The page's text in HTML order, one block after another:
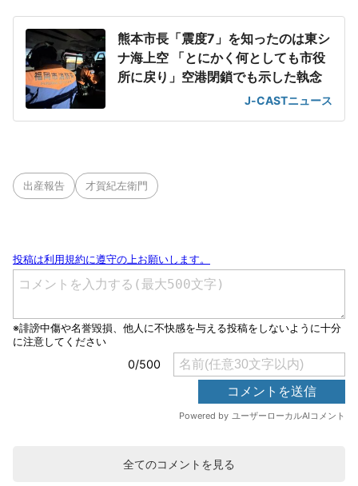
熊本市長「震度7」を知ったのは東シ
ナ海上空 「とにかく何としても市役
所に戻り」空港閉鎖でも示した執念
J-CASTニュース
出産報告 才賀紀左衛門
全てのコメントを見る